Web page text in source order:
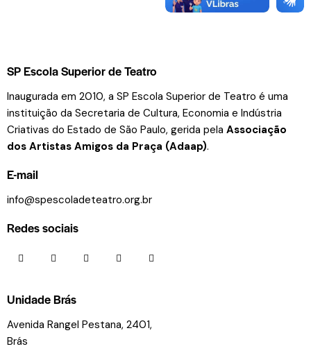
SP Escola Superior de Teatro
Inaugurada em 2010, a SP Escola Superior de Teatro é uma
instituição da Secretaria de Cultura, Economia e Indústria
Criativas do Estado de São Paulo, gerida pela Associação
dos Artistas Amigos da Praça (Adaap).
E-mail
info@spescoladeteatro.org.br
Redes sociais
Unidade Brás
Avenida Rangel Pestana, 2401,
Brás